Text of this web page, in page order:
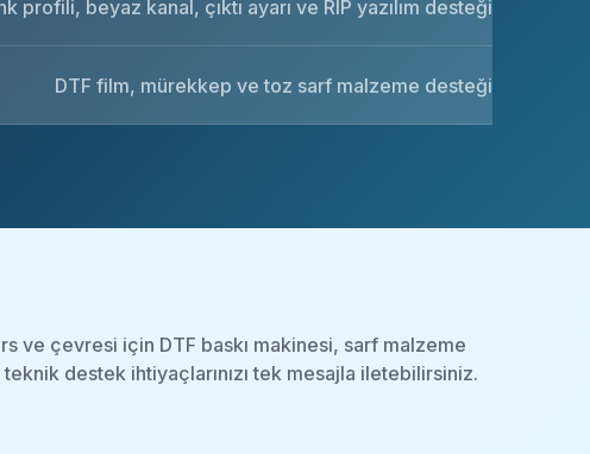
profili, beyaz kanal, çıktı ayarı ve RIP yazılım desteği
DTF film, mürekkep ve toz sarf malzeme desteği
ve çevresi için DTF baskı makinesi, sarf malzeme
destek ihtiyaçlarınızı tek mesajla iletebilirsiniz.